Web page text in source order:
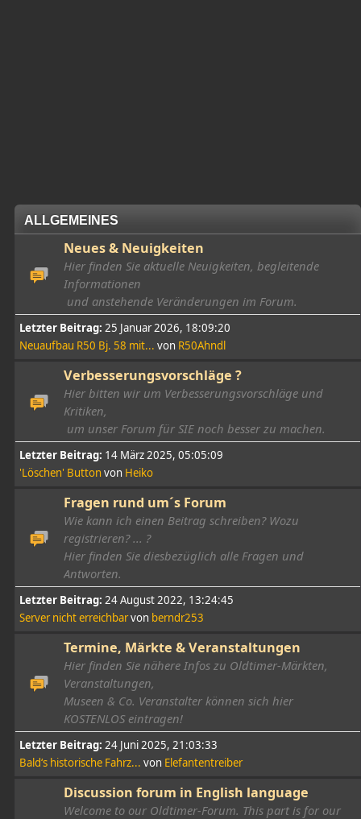
ALLGEMEINES
Neues & Neuigkeiten
Hier finden Sie aktuelle Neuigkeiten, begleitende
Informationen
und anstehende Veränderungen im Forum.
Letzter Beitrag: 25 Januar 2026, 18:09:20
Neuaufbau R50 Bj. 58 mit... von R50Ahndl
Verbesserungsvorschläge ?
Hier bitten wir um Verbesserungsvorschläge und
Kritiken,
um unser Forum für SIE noch besser zu machen.
Letzter Beitrag: 14 März 2025, 05:05:09
'Löschen' Button von Heiko
Fragen rund um´s Forum
Wie kann ich einen Beitrag schreiben? Wozu
registrieren? ... ?
Hier finden Sie diesbezüglich alle Fragen und
Antworten.
Letzter Beitrag: 24 August 2022, 13:24:45
Server nicht erreichbarvon berndr253
Termine, Märkte & Veranstaltungen
Hier finden Sie nähere Infos zu Oldtimer-Märkten,
Veranstaltungen,
Museen & Co. Veranstalter können sich hier
KOSTENLOS eintragen!
Letzter Beitrag: 24 Juni 2025, 21:03:33
Bald‘s historische Fahrz... von Elefantentreiber
Discussion forum in English language
Welcome to our Oldtimer-Forum. This part is for our